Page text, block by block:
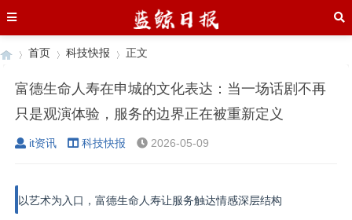
›
首页
›
科技快报 正文
富德生命人寿在申城的文化表达：当一场话剧不再
只是观演体验，服务的边界正在被重新定义
it资讯 科技快报 2026-05-09
以艺术为入口，富德生命人寿让服务触达情感深层结构